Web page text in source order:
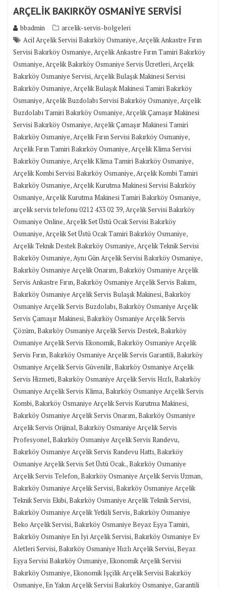
ARÇELİK BAKIRKÖY OSMANİYE SERVİSİ
bbadmin
arcelik-servis-bolgeleri
Acil Arçelik Servisi Bakırköy Osmaniye,Arçelik Ankastre Fırın
Servisi Bakırköy Osmaniye,Arçelik Ankastre Fırın Tamiri Bakırköy
Osmaniye,Arçelik Bakırköy Osmaniye Servis Ücretleri,Arçelik
Bakırköy Osmaniye Servisi,Arçelik Bulaşık Makinesi Servisi
Bakırköy Osmaniye,Arçelik Bulaşık Makinesi Tamiri Bakırköy
Osmaniye,Arçelik Buzdolabı Servisi Bakırköy Osmaniye,Arçelik
Buzdolabı Tamiri Bakırköy Osmaniye,Arçelik Çamaşır Makinesi
Servisi Bakırköy Osmaniye,Arçelik Çamaşır Makinesi Tamiri
Bakırköy Osmaniye,Arçelik Fırın Servisi Bakırköy Osmaniye,
Arçelik Fırın Tamiri Bakırköy Osmaniye,Arçelik Klima Servisi
Bakırköy Osmaniye,Arçelik Klima Tamiri Bakırköy Osmaniye,
Arçelik Kombi Servisi Bakırköy Osmaniye,Arçelik Kombi Tamiri
Bakırköy Osmaniye,Arçelik Kurutma Makinesi Servisi Bakırköy
Osmaniye,Arçelik Kurutma Makinesi Tamiri Bakırköy Osmaniye,
arçelik servis telefonu 0212 433 02 39,Arçelik Servisi Bakırköy
Osmaniye Online,Arçelik Set Üstü Ocak Servisi Bakırköy
Osmaniye,Arçelik Set Üstü Ocak Tamiri Bakırköy Osmaniye,
Arçelik Teknik Destek Bakırköy Osmaniye,Arçelik Teknik Servisi
Bakırköy Osmaniye,Aynı Gün Arçelik Servisi Bakırköy Osmaniye,
Bakırköy Osmaniye Arçelik Onarım,Bakırköy Osmaniye Arçelik
Servis Ankastre Fırın,Bakırköy Osmaniye Arçelik Servis Bakım,
Bakırköy Osmaniye Arçelik Servis Bulaşık Makinesi,Bakırköy
Osmaniye Arçelik Servis Buzdolabı,Bakırköy Osmaniye Arçelik
Servis Çamaşır Makinesi,Bakırköy Osmaniye Arçelik Servis
Çözüm,Bakırköy Osmaniye Arçelik Servis Destek,Bakırköy
Osmaniye Arçelik Servis Ekonomik,Bakırköy Osmaniye Arçelik
Servis Fırın,Bakırköy Osmaniye Arçelik Servis Garantili,Bakırköy
Osmaniye Arçelik Servis Güvenilir,Bakırköy Osmaniye Arçelik
Servis Hizmeti,Bakırköy Osmaniye Arçelik Servis Hızlı,Bakırköy
Osmaniye Arçelik Servis Klima,Bakırköy Osmaniye Arçelik Servis
Kombi,Bakırköy Osmaniye Arçelik Servis Kurutma Makinesi,
Bakırköy Osmaniye Arçelik Servis Onarım,Bakırköy Osmaniye
Arçelik Servis Orijinal,Bakırköy Osmaniye Arçelik Servis
Profesyonel,Bakırköy Osmaniye Arçelik Servis Randevu,
Bakırköy Osmaniye Arçelik Servis Randevu Hattı,Bakırköy
Osmaniye Arçelik Servis Set Üstü Ocak.,Bakırköy Osmaniye
Arçelik Servis Telefon,Bakırköy Osmaniye Arçelik Servis Uzman,
Bakırköy Osmaniye Arçelik Servisi,Bakırköy Osmaniye Arçelik
Teknik Servis Ekibi,Bakırköy Osmaniye Arçelik Teknik Servisi,
Bakırköy Osmaniye Arçelik Yetkili Servis,Bakırköy Osmaniye
Beko Arçelik Servisi,Bakırköy Osmaniye Beyaz Eşya Tamiri,
Bakırköy Osmaniye En İyi Arçelik Servisi,Bakırköy Osmaniye Ev
Aletleri Servisi,Bakırköy Osmaniye Hızlı Arçelik Servisi,Beyaz
Eşya Servisi Bakırköy Osmaniye,Ekonomik Arçelik Servisi
Bakırköy Osmaniye,Ekonomik İşçilik Arçelik Servisi Bakırköy
Osmaniye,En Yakın Arçelik Servisi Bakırköy Osmaniye,Garantili